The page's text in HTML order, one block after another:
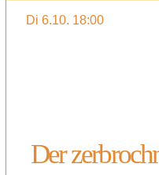
Di 6.10. 18:00
Der